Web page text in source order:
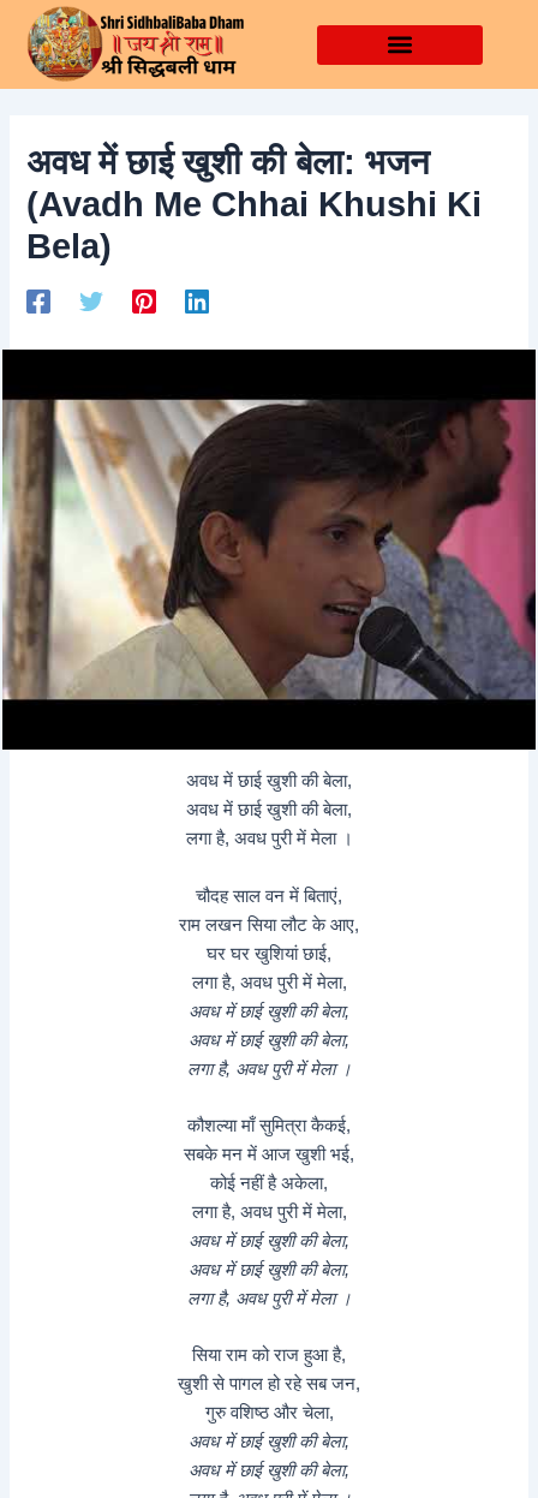
content
अवध में छाई खुशी की बेला: भजन
(Avadh Me Chhai Khushi Ki
Bela)
अवध में छाई खुशी की बेला,
​अवध में छाई खुशी की बेला,
लगा है, अवध पुरी में मेला ।
चौदह साल वन में बिताएं,
राम लखन सिया लौट के आए,
घर घर खुशियां छाई,
लगा है, अवध पुरी में मेला,
​अवध में छाई खुशी की बेला,
​अवध में छाई खुशी की बेला,
लगा है, अवध पुरी में मेला ।
कौशल्या माँ सुमित्रा कैकई,
सबके मन में आज खुशी भई,
कोई नहीं है अकेला,
लगा है, अवध पुरी में मेला,
​अवध में छाई खुशी की बेला,
​अवध में छाई खुशी की बेला,
लगा है, अवध पुरी में मेला ।
सिया राम को राज हुआ है,
खुशी से पागल हो रहे सब जन,
गुरु वशिष्ठ और चेला,
​अवध में छाई खुशी की बेला,
​अवध में छाई खुशी की बेला,
Post
navigation